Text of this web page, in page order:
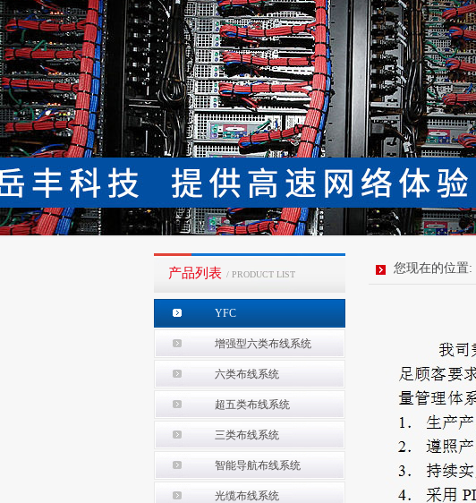
产品列表 / PRODUCT LIST
YFC
增强型六类布线系统
六类布线系统
超五类布线系统
三类布线系统
智能导航布线系统
光缆布线系统
您现在的位置: